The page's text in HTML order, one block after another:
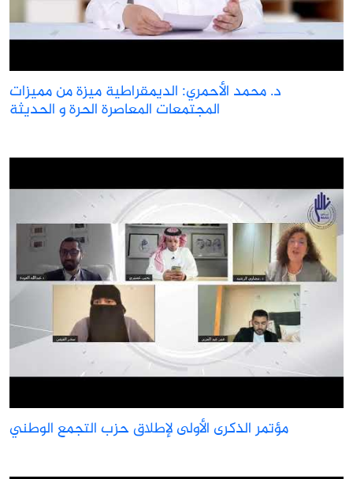
د. محمد الأحمري: الديمقراطية ميزة من مميزات
المجتمعات المعاصرة الحرة و الحديثة
مؤتمر الذكرى الأولى لإطلاق حزب التجمع الوطني